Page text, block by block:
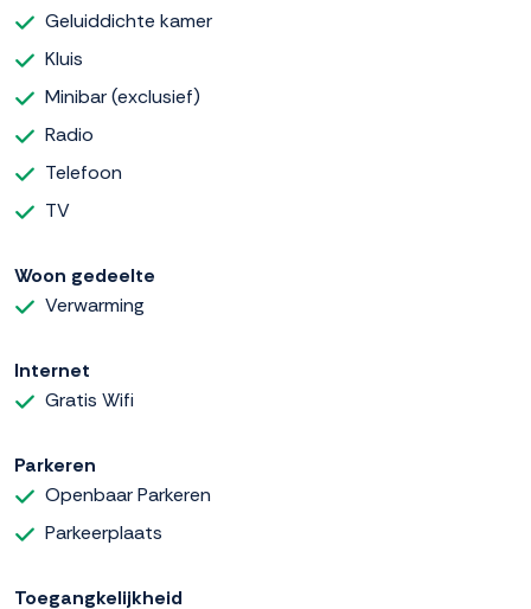
Geluiddichte kamer
Kluis
Minibar (exclusief)
Radio
Telefoon
TV
Woon gedeelte
Verwarming
Internet
Gratis Wifi
Parkeren
Openbaar Parkeren
Parkeerplaats
Toegangkelijkheid